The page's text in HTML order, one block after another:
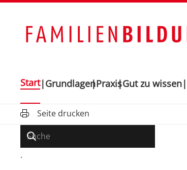
Start GrundlagenPraxisGut zu wissen
Seite drucken
.